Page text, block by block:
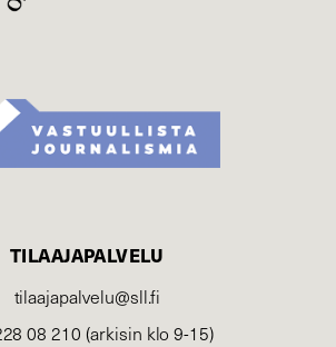
TILAAJAPALVELU
tilaajapalvelu@sll.fi
08 210 (arkisin klo 9-15)